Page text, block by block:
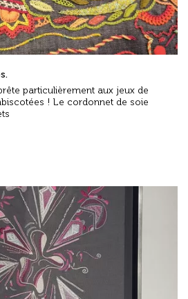
particulièrement aux jeux de
! Le cordonnet de soie